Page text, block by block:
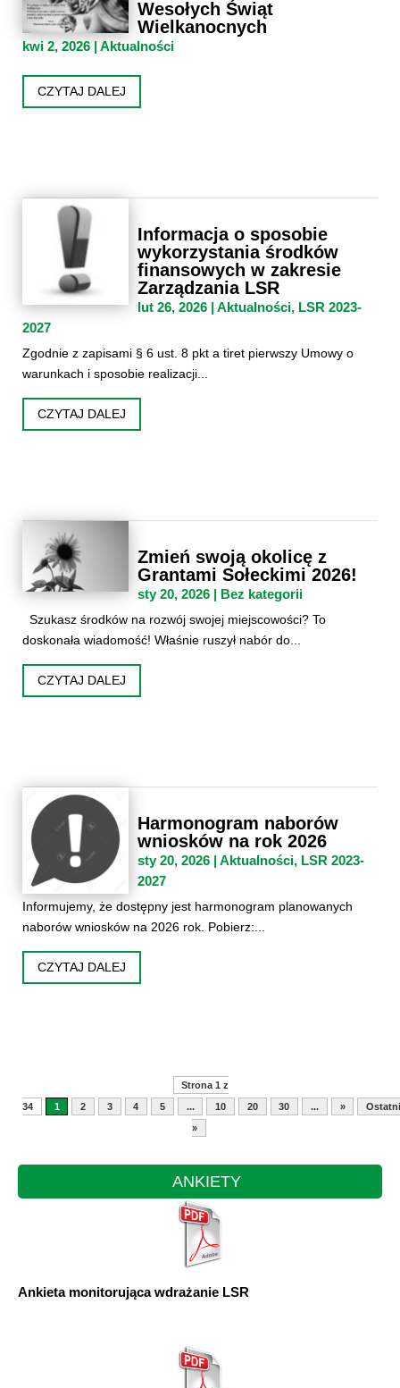
Wesołych Świąt
Wielkanocnych
kwi 2, 2026 | Aktualności
CZYTAJ DALEJ
Informacja o sposobie
wykorzystania środków
finansowych w zakresie
Zarządzania LSR
lut 26, 2026 |Aktualności, LSR 2023-
2027
Zgodnie z zapisami § 6 ust. 8 pkt a tiret pierwszy Umowy o
warunkach i sposobie realizacji...
CZYTAJ DALEJ
Zmień swoją okolicę z
Grantami Sołeckimi 2026!
sty 20, 2026 | Bez kategorii
Szukasz środków na rozwój swojej miejscowości? To
doskonała wiadomość! Właśnie ruszył nabór do...
CZYTAJ DALEJ
Harmonogram naborów
wniosków na rok 2026
sty 20, 2026 |Aktualności, LSR 2023-
2027
Informujemy, że dostępny jest harmonogram planowanych
naborów wniosków na 2026 rok. Pobierz:...
CZYTAJ DALEJ
Strona 1 z
34
1 2 3 4 5 ... 10 20 30 ... »
»
ANKIETY
Ankieta monitorująca wdrażanie LSR